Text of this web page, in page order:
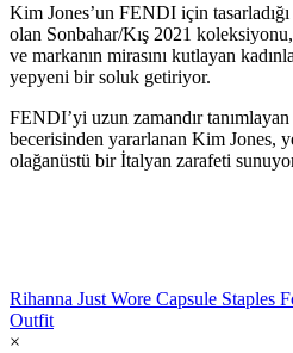
Kim Jones’un FENDI için
olan Sonbahar/Kış 2021
ve markanın mirasını kutlayan
yepyeni bir soluk getiriyor.
FENDI’yi uzun zamandır
becerisinden yararlanan Kim Jones,
olağanüstü bir İtalyan zarafeti
Rihanna Just Wore Capsule Staples
Outfit
×